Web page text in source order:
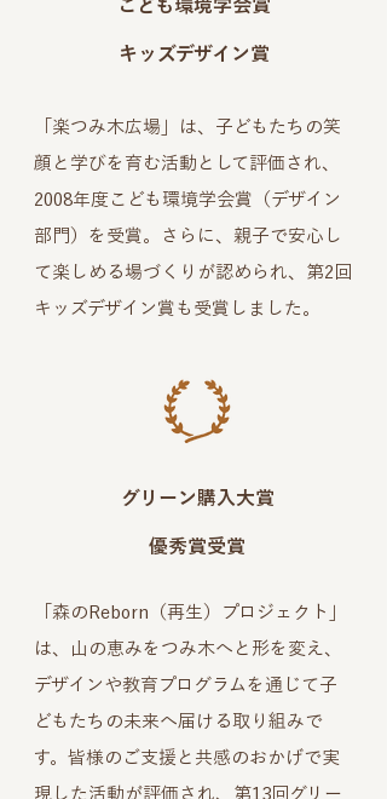
こども環境学会賞
キッズデザイン賞
「楽つみ木広場」は、子どもたちの笑
顔と学びを育む活動として評価され、
2008年度こども環境学会賞（デザイン
部門）を受賞。さらに、親子で安心し
て楽しめる場づくりが認められ、第2回
キッズデザイン賞も受賞しました。
グリーン購入大賞
優秀賞受賞
「森のReborn（再生）プロジェクト」
は、山の恵みをつみ木へと形を変え、
デザインや教育プログラムを通じて子
どもたちの未来へ届ける取り組みで
す。皆様のご支援と共感のおかげで実
現した活動が評価され、第13回グリー